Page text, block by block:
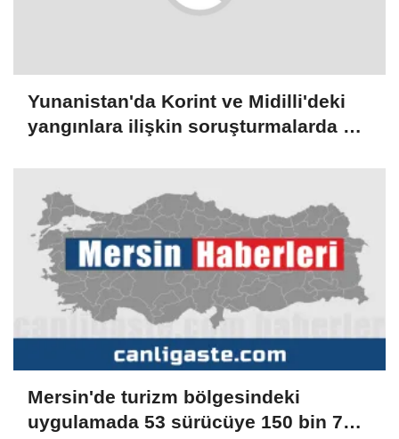
Yunanistan'da Korint ve Midilli'deki
yangınlara ilişkin soruşturmalarda 3
Mersin'de turizm bölgesindeki
uygulamada 53 sürücüye 150 bin 779